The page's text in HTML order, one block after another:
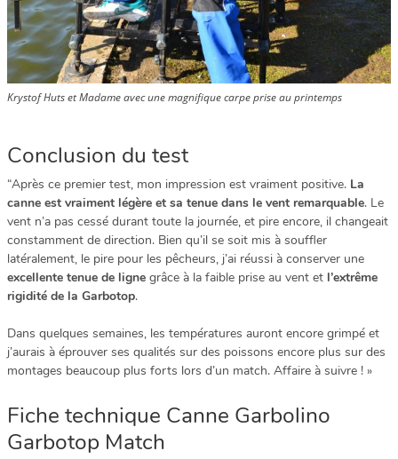
Krystof Huts et Madame avec une magnifique carpe prise au printemps
Conclusion du test
“Après ce premier test, mon impression est vraiment positive. La
canne est vraiment légère et sa tenue dans le vent remarquable. Le
vent n’a pas cessé durant toute la journée, et pire encore, il changeait
constamment de direction. Bien qu’il se soit mis à souffler
latéralement, le pire pour les pêcheurs, j’ai réussi à conserver une
excellente tenue de ligne grâce à la faible prise au vent et l’extrême
rigidité de la Garbotop.
Dans quelques semaines, les températures auront encore grimpé et
j’aurais à éprouver ses qualités sur des poissons encore plus sur des
montages beaucoup plus forts lors d’un match. Affaire à suivre ! »
Fiche technique Canne Garbolino
Garbotop Match